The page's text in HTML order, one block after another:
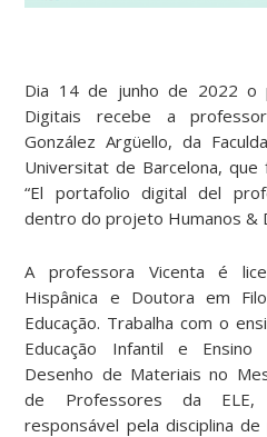
Dia 14 de junho de 2022 o
Digitais recebe a
González Argüello, da
Universitat de Barcelona, que
“El portafolio digital del
dentro do projeto Humanos &
A professora Vicenta é
Hispânica e Doutora em
Educação. Trabalha com o
Educação Infantil e Ensino
Desenho de Materiais no
de Professores da
responsável pela disciplina